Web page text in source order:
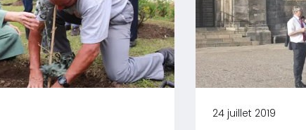
24 juillet 2019